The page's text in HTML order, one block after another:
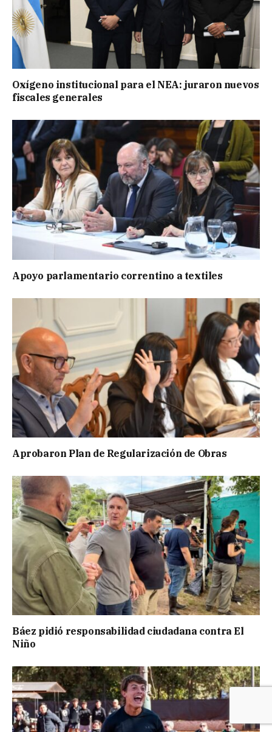
Oxígeno institucional para el NEA: juraron nuevos
fiscales generales
Apoyo parlamentario correntino a textiles
Aprobaron Plan de Regularización de Obras
Báez pidió responsabilidad ciudadana contra El
Niño